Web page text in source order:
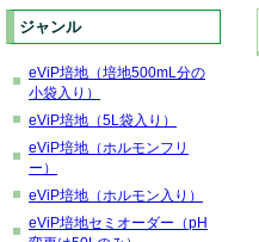
ジャンル
eViP培地（培地500mL分の
小袋入り）
eViP培地（5L袋入り）
eViP培地（ホルモンフリ
ー）
eViP培地（ホルモン入り）
eViP培地セミオーダー（pH